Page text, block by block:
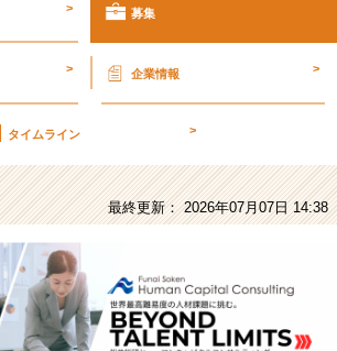
ー
キ
ャ
コ
ン
サ
ル
テ
ィ
> 募集
> 企業情報 >
タイムライン >
最終更新： 2026年07月07日 14:38